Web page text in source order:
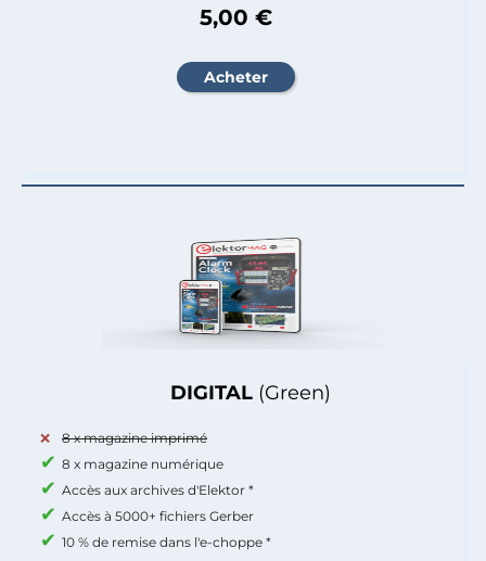
DIGITAL (Green)
8 x magazine imprimé
8 x magazine numérique
Accès aux archives d'Elektor *
Accès à 5000+ fichiers Gerber
10 % de remise dans l'e-choppe *
5,00 €